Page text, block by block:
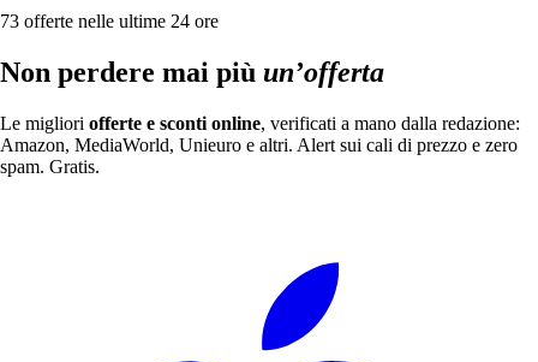
73 offerte nelle ultime 24 ore
Non perdere mai più un’offerta
Le migliori offerte e sconti online, verificati a mano dalla redazione:
Amazon, MediaWorld, Unieuro e altri. Alert sui cali di prezzo e zero
spam. Gratis.